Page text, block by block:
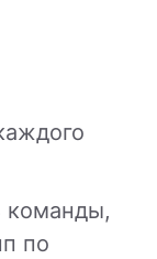
команды,
по